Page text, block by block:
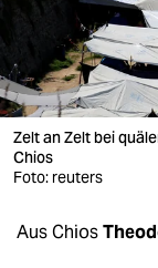
nord
wahrheit
verlag
verlag
shop
Zelt an Zelt bei
Chios
Foto: reuters
Aus Chios